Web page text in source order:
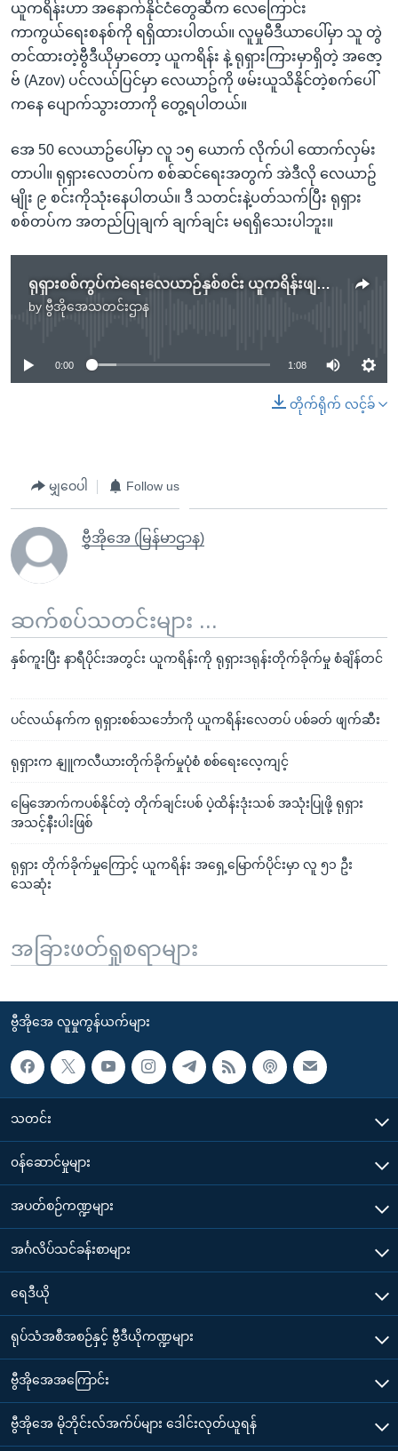
ယူကရိန်းဟာ အနောက်နိုင်ငံတွေဆီက လေကြောင်း
ကာကွယ်ရေးစနစ်ကို ရရှိထားပါတယ်။ လူမှုမီဒီယာပေါ်မှာ သူ တွဲ
တင်ထားတဲ့ဗွီဒီယိုမှာတော့ ယူကရိန်း နဲ့ ရုရှားကြားမှာရှိတဲ့ အဇော့
ဗ် (Azov) ပင်လယ်ပြင်မှာ လေယာဥ်ကို ဖမ်းယူသိနိုင်တဲ့စက်ပေါ်
ကနေ ပျောက်သွားတာကို တွေ့ရပါတယ်။
အေ 50 လေယာဥ်ပေါ်မှာ လူ ၁၅ ယောက် လိုက်ပါ ထောက်လှမ်း
တာပါ။ ရုရှားလေတပ်က စစ်ဆင်ရေးအတွက် အဲဒီလို လေယာဥ်
မျိုး ၉ စင်းကိုသုံးနေပါတယ်။ ဒီ သတင်းနဲ့ပတ်သက်ပြီး ရုရှား
စစ်တပ်က အတည်ပြုချက် ချက်ချင်း မရရှိသေးပါဘူး။
ရုရှားစစ်ကွပ်ကဲရေးလေယာဉ်နှစ်စင်း ယူကရိန်းဖျက်ချ
by ဗွီအိုအေသတင်းဌာန
No media source currently available
0:00 1:08
တိုက်ရိုက် လင့်ခ်
မျှဝေပါ Follow us
ဗွီအိုအေ (မြန်မာဌာန)
ဆက်စပ်သတင်းများ ...
နှစ်ကူးပြီး နာရီပိုင်းအတွင်း ယူကရိန်းကို ရုရှားဒရုန်းတိုက်ခိုက်မှု စံချိန်တင်
ပင်လယ်နက်က ရုရှားစစ်သင်္ဘောကို ယူကရိန်းလေတပ် ပစ်ခတ် ဖျက်ဆီး
ရုရှားက နျူကလီယားတိုက်ခိုက်မှုပုံစံ စစ်ရေးလေ့ကျင့်
မြေအောက်ကပစ်နိုင်တဲ့ တိုက်ချင်းပစ် ပဲ့ထိန်းဒုံးသစ် အသုံးပြုဖို့ ရုရှား
အသင့်နီးပါးဖြစ်
ရုရှား တိုက်ခိုက်မှုကြောင့် ယူကရိန်း အရှေ့မြောက်ပိုင်းမှာ လူ ၅၁ ဦး
သေဆုံး
အခြားဖတ်ရှုစရာများ
ဗွီအိုအေ လူမှုကွန်ယက်များ
သတင်း
၀န်ဆောင်မှုများ
အပတ်စဉ်ကဏ္ဍများ
အင်္ဂလိပ်သင်ခန်းစာများ
ရေဒီယို
ရုပ်သံအစီအစဉ်နှင့် ဗွီဒီယိုကဏ္ဍများ
ဗွီအိုအေအကြောင်း
ဗွီအိုအေ မိုဘိုင်းလ်အက်ပ်များ ဒေါင်းလုတ်ယူရန်